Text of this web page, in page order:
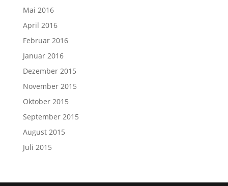
Mai 2016
April 2016
Februar 2016
Januar 2016
Dezember 2015
November 2015
Oktober 2015
September 2015
August 2015
Juli 2015